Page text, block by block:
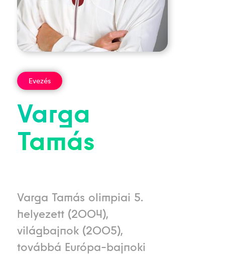
Evezés
Varga
Tamás
Varga Tamás olimpiai 5.
helyezett (2004),
világbajnok (2005),
továbbá Európa-bajnoki